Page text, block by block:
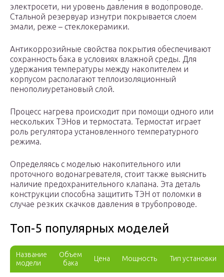
электросети, ни уровень давления в водопроводе.
Стальной резервуар изнутри покрывается слоем
эмали, реже – стеклокерамики.
Антикоррозийные свойства покрытия обеспечивают
сохранность бака в условиях влажной среды. Для
удержания температуры между накопителем и
корпусом располагают теплоизоляционный
пенополиуретановый слой.
Процесс нагрева происходит при помощи одного или
нескольких ТЭНов и термостата. Термостат играет
роль регулятора установленного температурного
режима.
Определяясь с моделью накопительного или
проточного водонагревателя, стоит также выяснить
наличие предохранительного клапана. Эта деталь
конструкции способна защитить ТЭН от поломки в
случае резких скачков давления в трубопроводе.
Топ-5 популярных моделей
Название
модели
Объем
бака
Цена Мощность Тип установки